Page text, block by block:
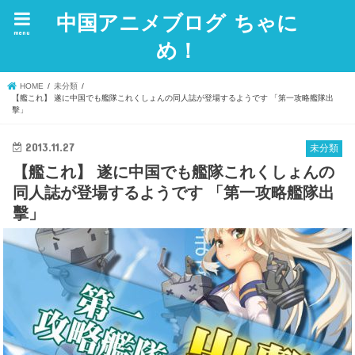
中国アニメブログ ちゃに
め！
menu
HOME
未分類
【艦これ】 遂に中国でも艦隊これくしょんの同人誌が登場するようです 「第一攻略艦隊出
擊」
未分類
2013.11.27
【艦これ】 遂に中国でも艦隊これくしょんの
同人誌が登場するようです 「第一攻略艦隊出
擊」